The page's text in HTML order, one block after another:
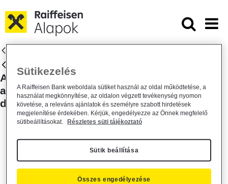
Módosul a Raiffeisen Befektetési
Módosul a Raiffeisen Befektetési
Alapkezelő Zrt. által kezelt befektetési
alapok kiemelt befektetői információs
dokumentuma
Alapkezelő Zrt. által kezelt befektetési
alapok kiemelt befektetői információs
dokumentuma
Sütikezelés
A Raiffeisen Bank weboldala sütiket használ az oldal működtetése, a
használat megkönnyítése, az oldalon végzett tevékenység nyomon
követése, a releváns ajánlatok és személyre szabott hirdetések
megjelenítése érdekében. Kérjük, engedélyezze az Önnek megfelelő
sütibeállításokat.
Részletes süti tájékoztató
Sütik beállítása
Összes engedélyezése